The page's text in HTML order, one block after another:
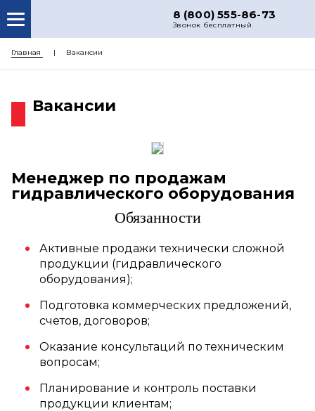
8 (800) 555-86-73
Звонок бесплатный
ЦЕНЫ
КОНТАКТЫ
Главная Вакансии
Вакансии
Менеджер по продажам
гидравлического оборудования
Обязанности
Активные продажи технически сложной
продукции (гидравлического
оборудования);
Подготовка коммерческих предложений,
счетов, договоров;
Оказание консультаций по техническим
вопросам;
Планирование и контроль поставки
продукции клиентам;